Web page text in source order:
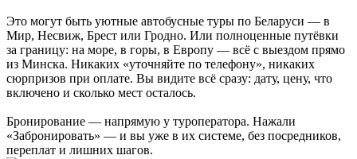
Это могут быть уютные автобусные туры по Беларуси — в
Мир, Несвиж, Брест или Гродно. Или полноценные путёвки
за границу: на море, в горы, в Европу — всё с выездом прямо
из Минска. Никаких «уточняйте по телефону», никаких
сюрпризов при оплате. Вы видите всё сразу: дату, цену, что
включено и сколько мест осталось.
Бронирование — напрямую у туроператора. Нажали
«Забронировать» — и вы уже в их системе, без посредников,
переплат и лишних шагов.